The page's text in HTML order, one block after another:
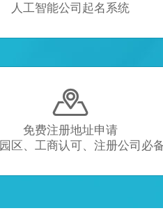
人工智能公司起名系统

免费注册地址申请
区、工商认可、注册公司必